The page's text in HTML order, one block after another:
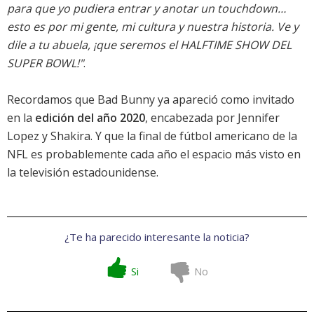
para que yo pudiera entrar y anotar un touchdown…
esto es por mi gente, mi cultura y nuestra historia. Ve y
dile a tu abuela, ¡que seremos el HALFTIME SHOW DEL
SUPER BOWL!".
Recordamos que Bad Bunny ya apareció como invitado
en la edición del año 2020, encabezada por Jennifer
Lopez y Shakira. Y que la final de fútbol americano de la
NFL es probablemente cada año el espacio más visto en
la televisión estadounidense.
¿Te ha parecido interesante la noticia?
Si No